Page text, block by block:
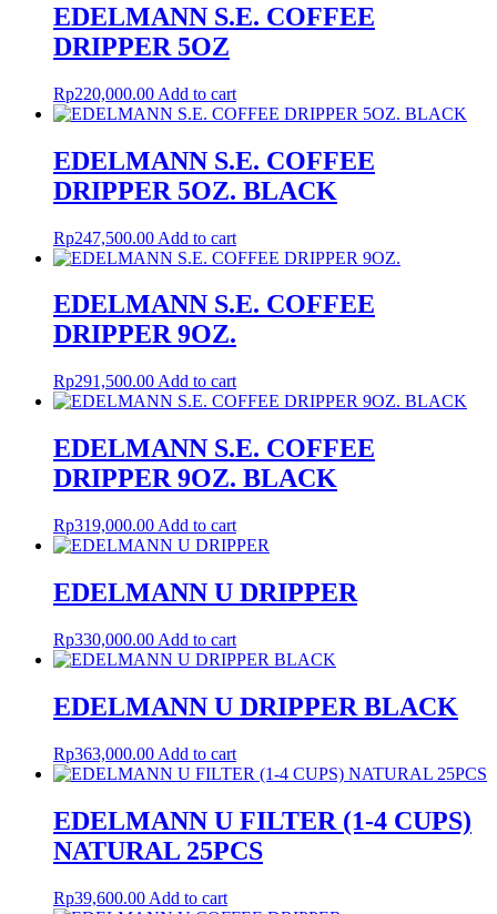
EDELMANN S.E. COFFEE
DRIPPER 5OZ
Rp220,000.00 Add to cart
EDELMANN S.E. COFFEE
DRIPPER 5OZ. BLACK
Rp247,500.00 Add to cart
EDELMANN S.E. COFFEE
DRIPPER 9OZ.
Rp291,500.00 Add to cart
EDELMANN S.E. COFFEE
DRIPPER 9OZ. BLACK
Rp319,000.00 Add to cart
EDELMANN U DRIPPER
Rp330,000.00 Add to cart
EDELMANN U DRIPPER BLACK
Rp363,000.00 Add to cart
EDELMANN U FILTER (1-4 CUPS)
NATURAL 25PCS
Rp39,600.00 Add to cart